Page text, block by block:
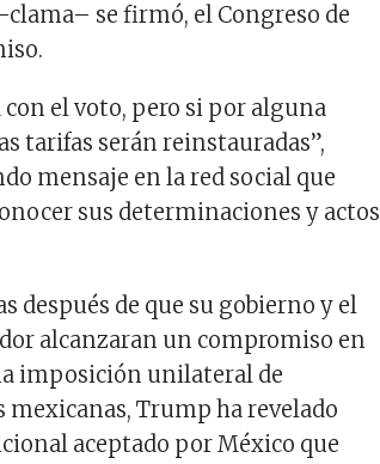
se firmó, el Congreso de
el voto, pero si por alguna
tarifas serán reinstauradas”,
mensaje en la red social que
sus determinaciones y actos
después de que su gobierno y el
alcanzaran un compromiso en
imposición unilateral de
Trump ha revelado
aceptado por México que